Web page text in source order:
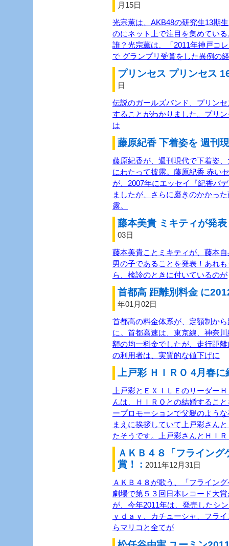
月15日
光宗薫は、AKB48の研究生13期
のにネット上で注目を集めてい
誰？光宗薫は、「2011年神戸コ
で グランプリ受賞をした異例の
プリンセス プリンセス
日
伝説のガールズバンド、プリン
することがわかりました。プリ
は
藤原紀香 下着姿を 週刊
藤原紀香が、週刊現代で下着姿
にわたって披露。藤原紀香 赤い
が、2007年にエッセイ『紀香バ
ましたが、さらに磨きのかかっ
露。
藤本美貴 ミキティが発
03日
藤本美貴ことミキティが、藤本
男の子であることを発表！あれ
ら、検診のときに付いているのが
首都高 距離別料金 に
年01月02日
首都高の料金体系が、定額制か
に。首都高速は、東京線、神奈
額の均一料金でしたが、走行距
の利用者は、実質的な値下げに
上戸彩 ＨＩＲＯ 4月春
上戸彩とＥＸＩＬＥのリーダー
んは、ＨＩＲＯとの結婚するこ
ープロモーションで父親のよう
まえに挨拶していて上戸彩さん
たそうです。上戸彩さんとＨＩ
ＡＫＢ４８「フライン
賞！ : 2011年12月31日
ＡＫＢ４８が歌う、「フライン
劇場で第５３回日本レコード大
が、今年2011年は、発売したシ
ｙｄａｙ、カチューシャ、フラ
らマリコと全てが